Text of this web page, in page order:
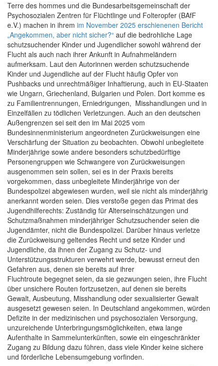
Terre des hommes und die Bundesarbeitsgemeinschaft der
Psychosozialen Zentren für Flüchtlinge und Folteropfer (BAfF
e.V.) machen in ihrem im November 2025 erschienenen Bericht
„Angekommen, aber nicht sicher?“ auf die bedrohliche Lage
schutzsuchender Kinder und Jugendlicher sowohl während der
Flucht als auch nach ihrer Ankunft in Aufnahmeländern
aufmerksam. Laut den Autorinnen werden schutzsuchende
Kinder und Jugendliche auf der Flucht häufig Opfer von
Pushbacks und unrechtmäßiger Inhaftierung, auch in EU-Staaten
wie Ungarn, Griechenland, Bulgarien und Polen. Dort komme es
zu Familientrennungen, Erniedrigungen, Misshandlungen und in
Einzelfällen zu tödlichen Verletzungen. Auch an den deutschen
Außengrenzen sei seit den im Mai 2025 vom
Bundesinnenministerium angeordneten Zurückweisungen eine
Verschärfung der Situation zu beobachten. Obwohl unbegleitete
Minderjährige sowie andere besonders schutzbedürftige
Personengruppen wie Schwangere von Zurückweisungen
ausgenommen sein sollen, sei es in der Praxis bereits
vorgekommen, dass unbegleitete Minderjährige von der
Bundespolizei abgewiesen wurden, weil sie nicht als minderjährig
anerkannt worden seien. Dies verstoße gegen das Primat des
Jugendhilferechts: Zuständig für Alterseinschätzungen und
Schutzmaßnahmen minderjähriger Schutzsuchender seien die
Jugendämter, nicht die Bundespolizei. Darüber hinaus verletze
die Zurückweisung geltendes Recht und setze Kinder und
Jugendliche, da ihnen der Zugang zu Schutz- und
Unterstützungsstrukturen verwehrt werde, bewusst erneut den
Gefahren aus, denen sie bereits auf ihrer
Fluchtroute begegnet seien, da sie gezwungen seien, ihre Flucht
über unsichere Routen fortzusetzen, auf denen sie bereits
Gewalt, Ausbeutung, Misshandlung oder sexualisierter Gewalt
ausgesetzt gewesen seien. In Deutschland angekommen, würden
Defizite in der medizinischen und psychosozialen Versorgung,
unzureichende Unterbringungsmöglichkeiten, etwa lange
Aufenthalte in Sammelunterkünften, sowie ein eingeschränkter
Zugang zu Bildung dazu führen, dass viele Kinder keine sichere
und förderliche Lebensumgebung vorfinden.